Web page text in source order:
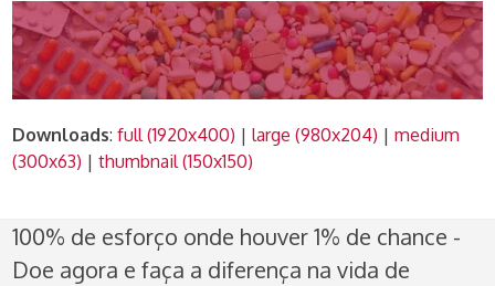
Downloads:full (1920x400) |large (980x204) |medium
(300x63) |thumbnail (150x150)
100% de esforço onde houver 1% de chance -
Doe agora e faça a diferença na vida de